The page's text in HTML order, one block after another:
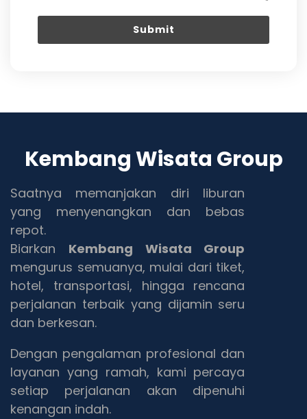
Kembang Wisata Group
Saatnya memanjakan diri liburan
yang menyenangkan dan bebas
repot.
Biarkan Kembang Wisata Group
mengurus semuanya, mulai dari tiket,
hotel, transportasi, hingga rencana
perjalanan terbaik yang dijamin seru
dan berkesan.
Dengan pengalaman profesional dan
layanan yang ramah, kami percaya
setiap perjalanan akan dipenuhi
kenangan indah.